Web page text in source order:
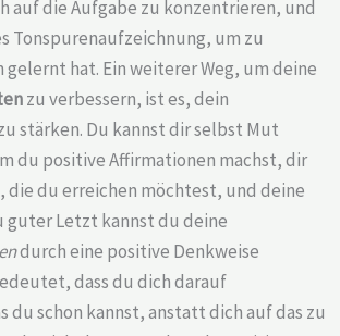
auf die Aufgabe zu konzentrieren, und
Tonspurenaufzeichnung, um zu
gelernt hat. Ein weiterer Weg, um deine
zu verbessern, ist es, dein
stärken. Du kannst dir selbst Mut
du positive Affirmationen machst, dir
du erreichen möchtest, und deine
guter Letzt kannst du deine
durch eine positive Denkweise
dass du dich darauf
du schon kannst, anstatt dich auf das zu